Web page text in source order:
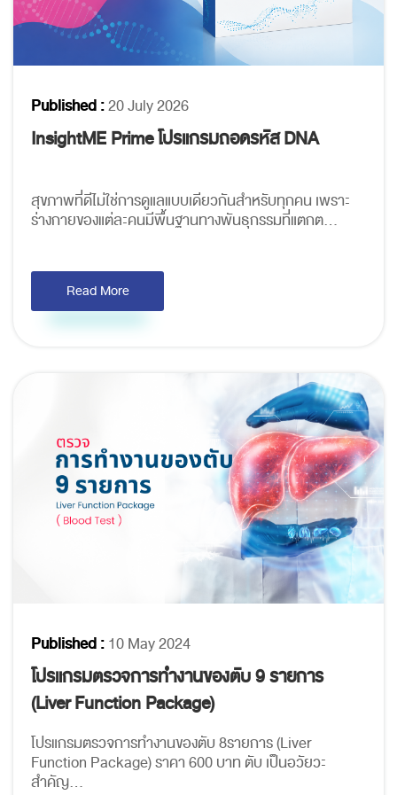
Published :20 July 2026
InsightME Prime โปรแกรมถอดรหัส DNA
สุขภาพที่ดีไม่ใช่การดูแลแบบเดียวกันสำหรับทุกคน เพราะ
ร่างกายของแต่ละคนมีพื้นฐานทางพันธุกรรมที่แตกต...
Read More
Published :10 May 2024
โปรแกรมตรวจการทำงานของตับ 9 รายการ
(Liver Function Package)
โปรแกรมตรวจการทำงานของตับ 8รายการ (Liver
Function Package) ราคา 600 บาท ตับ เป็นอวัยวะ
สำคัญ...